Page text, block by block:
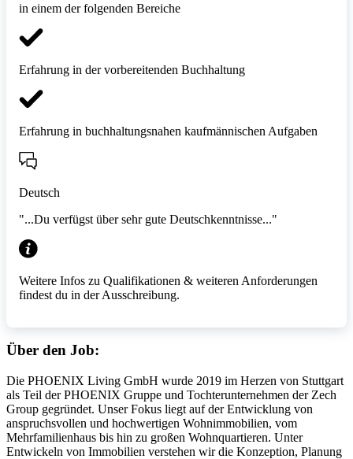
in einem der folgenden Bereiche
Erfahrung in der vorbereitenden Buchhaltung
Erfahrung in buchhaltungsnahen kaufmännischen Aufgaben
Deutsch
"...Du verfügst über sehr gute Deutschkenntnisse..."
Weitere Infos zu Qualifikationen & weiteren Anforderungen
findest du in der Ausschreibung.
Über den Job:
Die PHOENIX Living GmbH wurde 2019 im Herzen von Stuttgart
als Teil der PHOENIX Gruppe und Tochterunternehmen der Zech
Group gegründet. Unser Fokus liegt auf der Entwicklung von
anspruchsvollen und hochwertigen Wohnimmobilien, vom
Mehrfamilienhaus bis hin zu großen Wohnquartieren. Unter
Entwickeln von Immobilien verstehen wir die Konzeption, Planung